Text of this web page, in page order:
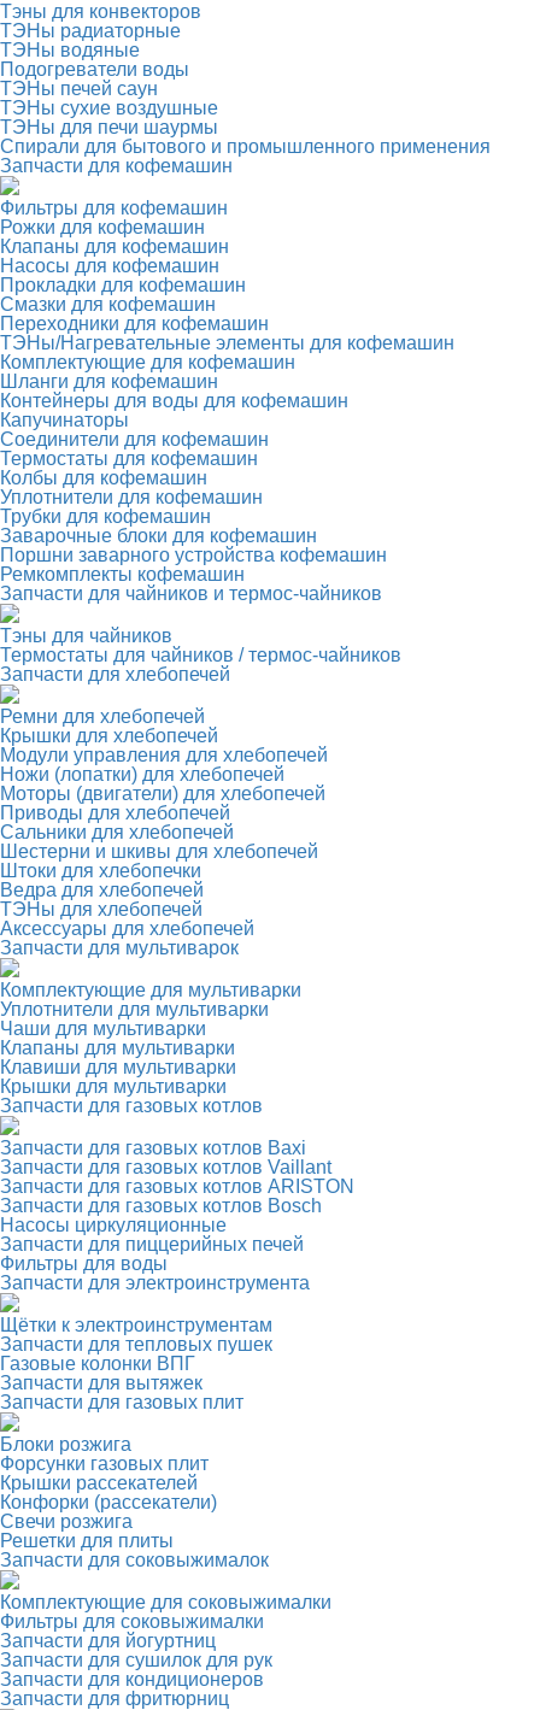
Тэны для конвекторов
ТЭНы радиаторные
ТЭНы водяные
Подогреватели воды
ТЭНы печей саун
ТЭНы сухие воздушные
ТЭНы для печи шаурмы
Спирали для бытового и промышленного применения
Запчасти для кофемашин
Фильтры для кофемашин
Рожки для кофемашин
Клапаны для кофемашин
Насосы для кофемашин
Прокладки для кофемашин
Смазки для кофемашин
Переходники для кофемашин
ТЭНы/Нагревательные элементы для кофемашин
Комплектующие для кофемашин
Шланги для кофемашин
Контейнеры для воды для кофемашин
Капучинаторы
Соединители для кофемашин
Термостаты для кофемашин
Колбы для кофемашин
Уплотнители для кофемашин
Трубки для кофемашин
Заварочные блоки для кофемашин
Поршни заварного устройства кофемашин
Ремкомплекты кофемашин
Запчасти для чайников и термос-чайников
Тэны для чайников
Термостаты для чайников / термос-чайников
Запчасти для хлебопечей
Ремни для хлебопечей
Крышки для хлебопечей
Модули управления для хлебопечей
Ножи (лопатки) для хлебопечей
Моторы (двигатели) для хлебопечей
Приводы для хлебопечей
Сальники для хлебопечей
Шестерни и шкивы для хлебопечей
Штоки для хлебопечки
Ведра для хлебопечей
ТЭНы для хлебопечей
Аксессуары для хлебопечей
Запчасти для мультиварок
Комплектующие для мультиварки
Уплотнители для мультиварки
Чаши для мультиварки
Клапаны для мультиварки
Клавиши для мультиварки
Крышки для мультиварки
Запчасти для газовых котлов
Запчасти для газовых котлов Baxi
Запчасти для газовых котлов Vaillant
Запчасти для газовых котлов ARISTON
Запчасти для газовых котлов Bosch
Насосы циркуляционные
Запчасти для пиццерийных печей
Фильтры для воды
Запчасти для электроинструмента
Щётки к электроинструментам
Запчасти для тепловых пушек
Газовые колонки ВПГ
Запчасти для вытяжек
Запчасти для газовых плит
Блоки розжига
Форсунки газовых плит
Крышки рассекателей
Конфорки (рассекатели)
Свечи розжига
Решетки для плиты
Запчасти для соковыжималок
Комплектующие для соковыжималки
Фильтры для соковыжималки
Запчасти для йогуртниц
Запчасти для сушилок для рук
Запчасти для кондиционеров
Запчасти для фритюрниц